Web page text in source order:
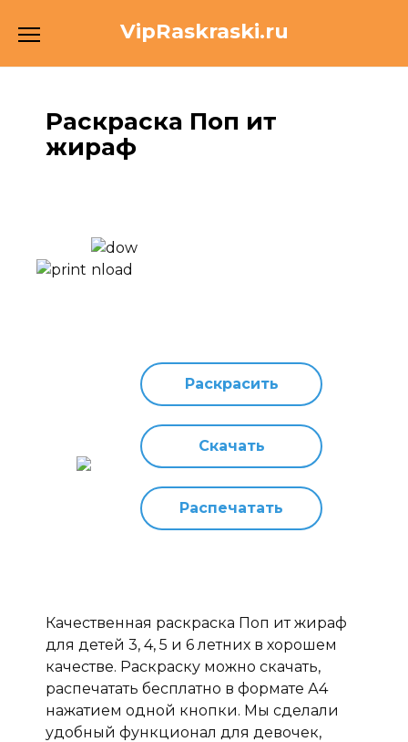
VipRaskraski.ru
Раскраска Поп ит
жираф
Раскрасить
Скачать
Распечатать
Качественная раскраска Поп ит жираф
для детей 3, 4, 5 и 6 летних в хорошем
качестве. Раскраску можно скачать,
распечатать бесплатно в формате А4
нажатием одной кнопки. Мы сделали
удобный функционал для девочек,